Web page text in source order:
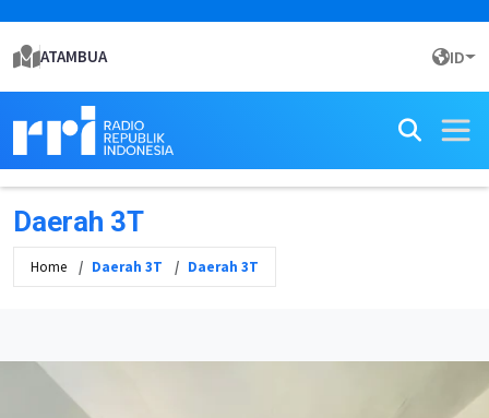
ATAMBUA ID
Daerah 3T
Home Daerah 3T Daerah 3T